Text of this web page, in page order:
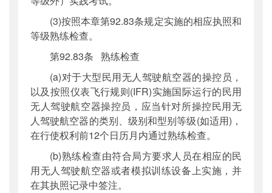
(3)按照本章第92.83条规定实施的相应执照和
等级熟练检查。
第92.83条 熟练检查
(a)对于大型民用无人驾驶航空器的操控员，
以及按照仪表飞行规则(IFR)实施国际运行的民用
无人驾驶航空器操控员，应当针对所操控民用无
人驾驶航空器的类别、级别和型别等级(如适用)，
在行使权利前12个日历月内通过熟练检查。
(b)熟练检查由符合局方要求人员在相应的民
用无人驾驶航空器或者模拟训练设备上实施，并
在其执照记录中签注。